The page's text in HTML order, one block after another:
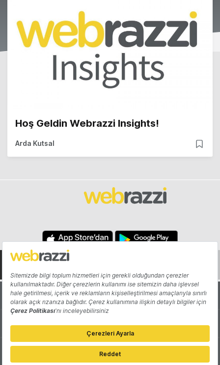
Hoş Geldin Webrazzi Insights!
Arda Kutsal
Hakkında Yazarlar
Katkıda Bulun Reklam